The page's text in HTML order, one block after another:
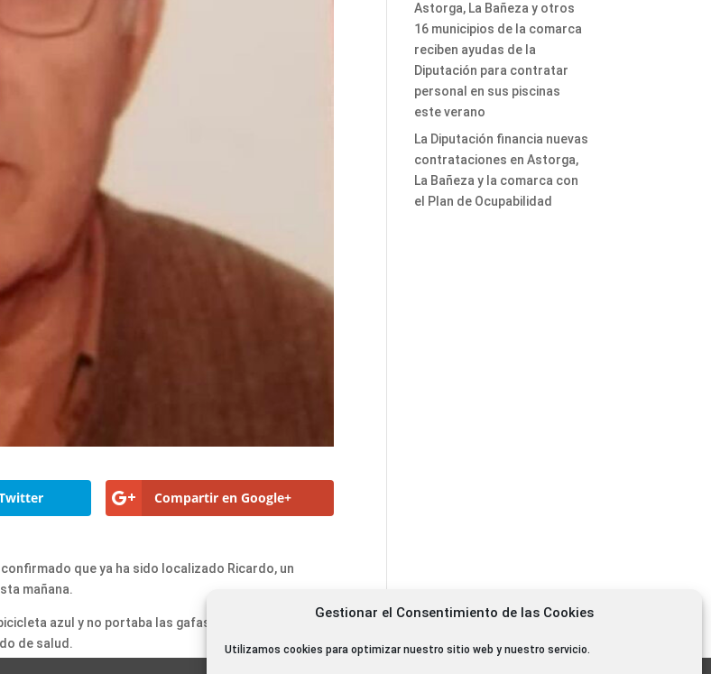
Gestionar el Consentimiento de las Cookies
Utilizamos cookies para optimizar nuestro sitio web y nuestro servicio.
Compartir en Google+
que ya ha sido localizado Ricardo, un
mañana.
azul y no portaba las gafas. El hombre ha sido
de salud.
Astorga, La Bañeza y otros
16 municipios de la comarca
reciben ayudas de la
Diputación para contratar
personal en sus piscinas
este verano
La Diputación financia nuevas
contrataciones en Astorga,
La Bañeza y la comarca con
el Plan de Ocupabilidad